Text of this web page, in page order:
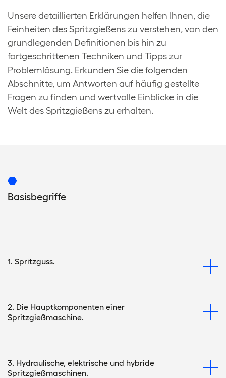
Unsere detaillierten Erklärungen helfen Ihnen, die
Feinheiten des Spritzgießens zu verstehen, von den
grundlegenden Definitionen bis hin zu
fortgeschrittenen Techniken und Tipps zur
Problemlösung. Erkunden Sie die folgenden
Abschnitte, um Antworten auf häufig gestellte
Fragen zu finden und wertvolle Einblicke in die
Welt des Spritzgießens zu erhalten.
Basisbegriffe
1. Spritzguss.
2. Die Hauptkomponenten einer
Spritzgießmaschine.
3. Hydraulische, elektrische und hybride
Spritzgießmaschinen.